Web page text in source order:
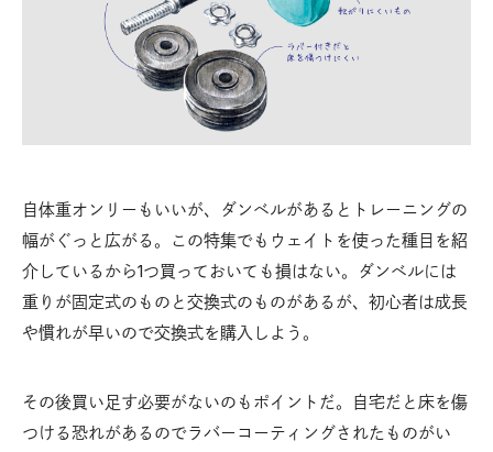
自体重オンリーもいいが、ダンベルがあるとトレーニングの
幅がぐっと広がる。この特集でもウェイトを使った種目を紹
介しているから1つ買っておいても損はない。ダンベルには
重りが固定式のものと交換式のものがあるが、初心者は成長
や慣れが早いので交換式を購入しよう。
その後買い足す必要がないのもポイントだ。自宅だと床を傷
つける恐れがあるのでラバーコーティングされたものがい